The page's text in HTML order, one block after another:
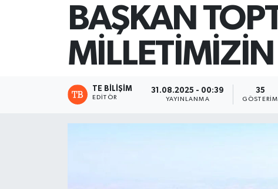
BAŞKAN
MİLLETİMİZİN
TE BILIŞIM
EDITÖR
31.08.2025 - 00:39
YAYINLANMA
35
GÖSTERIM
Trafik Durumu
Süper Lig Puan Durumu ve Fikstür
Son Dakika Haberleri